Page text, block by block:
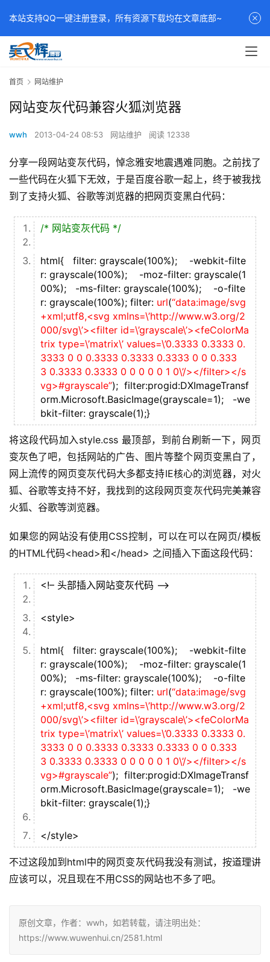
首页 网站维护
网站变灰代码兼容火狐浏览器
wwh 2013-04-24 08:53 网站维护 阅读 12338
分享一段网站变灰代码，悼念雅安地震遇难同胞。之前找了
一些代码在火狐下无效，于是百度谷歌一起上，终于被我找
到了支持火狐、谷歌等浏览器的把网页变黑白代码：
/* 网站变灰代码 */
html{ filter: grayscale(100%); -webkit-filte
r: grayscale(100%); -moz-filter: grayscale(1
00%); -ms-filter: grayscale(100%); -o-filte
r: grayscale(100%); filter: url(“data:image/svg
+xml;utf8,<svg xmlns=\’http://www.w3.org/2
000/svg\’><filter id=\’grayscale\’><feColorMa
trix type=\’matrix\’ values=\’0.3333 0.3333 0.
3333 0 0 0.3333 0.3333 0.3333 0 0 0.333
3 0.3333 0.3333 0 0 0 0 0 1 0\’/></filter></s
vg>#grayscale”); filter:progid:DXImageTransf
orm.Microsoft.BasicImage(grayscale=1); -we
bkit-filter: grayscale(1);}
将这段代码加入style.css 最顶部，到前台刷新一下，网页
变灰色了吧，包括网站的广告、图片等整个网页变黑白了，
网上流传的网页变灰代码大多都支持IE核心的浏览器，对火
狐、谷歌等支持不好，我找到的这段网页变灰代码完美兼容
火狐、谷歌等浏览器。
如果您的网站没有使用CSS控制，可以在可以在网页/模板
的HTML代码<head>和</head> 之间插入下面这段代码：
<!– 头部插入网站变灰代码 –>
<style>
html{ filter: grayscale(100%); -webkit-filte
r: grayscale(100%); -moz-filter: grayscale(1
00%); -ms-filter: grayscale(100%); -o-filte
r: grayscale(100%); filter: url(“data:image/svg
+xml;utf8,<svg xmlns=\’http://www.w3.org/2
000/svg\’><filter id=\’grayscale\’><feColorMa
trix type=\’matrix\’ values=\’0.3333 0.3333 0.
3333 0 0 0.3333 0.3333 0.3333 0 0 0.333
3 0.3333 0.3333 0 0 0 0 0 1 0\’/></filter></s
vg>#grayscale”); filter:progid:DXImageTransf
orm.Microsoft.BasicImage(grayscale=1); -we
bkit-filter: grayscale(1);}
</style>
不过这段加到html中的网页变灰代码我没有测试，按道理讲
应该可以，况且现在不用CSS的网站也不多了吧。
原创文章，作者：wwh，如若转载，请注明出处：
https://www.wuwenhui.cn/2581.html
本站支持QQ一键注册登录，所有资源下载均在文章底部~